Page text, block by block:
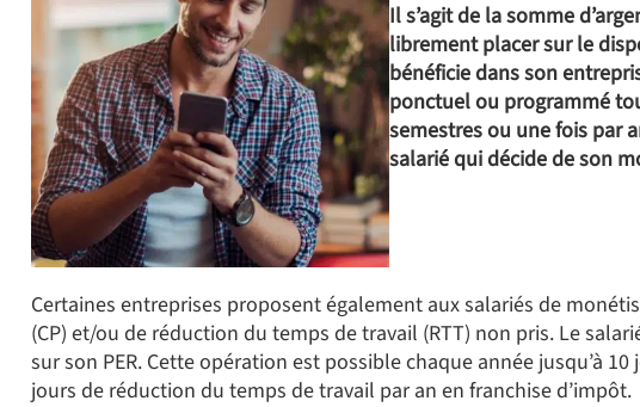
Il s’agit de la somme
librement placer sur le
bénéficie dans son
ponctuel ou programmé
semestres ou une fois par
salarié qui décide de son
Certaines entreprises proposent également aux salariés de
(CP) et/ou de réduction du temps de travail (RTT) non pris. Le
sur son PER. Cette opération est possible chaque année jusqu’à
jours de réduction du temps de travail par an en franchise d’impôt.